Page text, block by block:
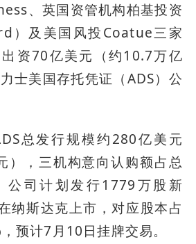
、英国资管机构柏基投资
）及美国风投Coatue三家
资70亿美元（约10.7万亿
士美国存托凭证（ADS）公
总发行规模约280亿美元
），三机构意向认购额占总
公司计划发行1779万股新
纳斯达克上市，对应股本占
预计7月10日挂牌交易。